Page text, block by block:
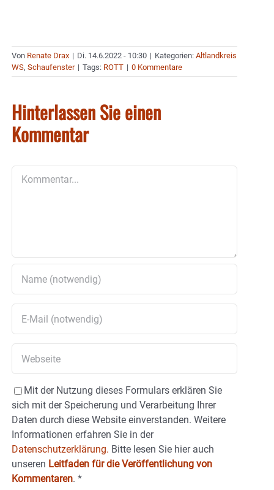
Von Renate Drax | Di. 14.6.2022 - 10:30 | Kategorien: Altlandkreis
WS, Schaufenster | Tags: ROTT | 0 Kommentare
Hinterlassen Sie einen
Kommentar
Mit der Nutzung dieses Formulars erklären Sie
sich mit der Speicherung und Verarbeitung Ihrer
Daten durch diese Website einverstanden. Weitere
Informationen erfahren Sie in der
Datenschutzerklärung. Bitte lesen Sie hier auch
unseren Leitfaden für die Veröffentlichung von
Kommentaren. *